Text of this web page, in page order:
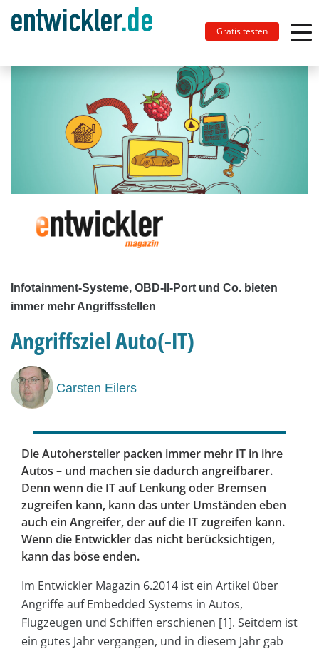
Gratis testen
Infotainment-Systeme, OBD-II-Port und Co. bieten
immer mehr Angriffsstellen
Angriffsziel Auto(-IT)
Carsten Eilers
Die Autohersteller packen immer mehr IT in ihre
Autos – und machen sie dadurch angreifbarer.
Denn wenn die IT auf Lenkung oder Bremsen
zugreifen kann, kann das unter Umständen eben
auch ein Angreifer, der auf die IT zugreifen kann.
Wenn die Entwickler das nicht berücksichtigen,
kann das böse enden.
Im Entwickler Magazin 6.2014 ist ein Artikel über
Angriffe auf Embedded Systems in Autos,
Flugzeugen und Schiffen erschienen [1]. Seitdem ist
ein gutes Jahr vergangen, und in diesem Jahr gab